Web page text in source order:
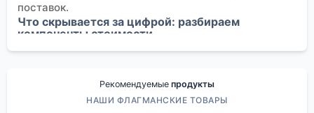
поставок.
Что скрывается за цифрой: разбираем
компоненты стоимости
Итак, берем конкретный пример. Допустим, нужен
промежуточного продукта в агрохимии. Цена от
китайского завода, от немецкого дистрибьютора и
Рекомендуемые продукты
НАШИ ФЛАГМАНСКИЕ ТОВАРЫ